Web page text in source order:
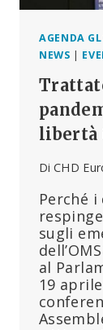
AGENDA
NEWS |
libertà
Di CHD
Perché
sugli
al
19